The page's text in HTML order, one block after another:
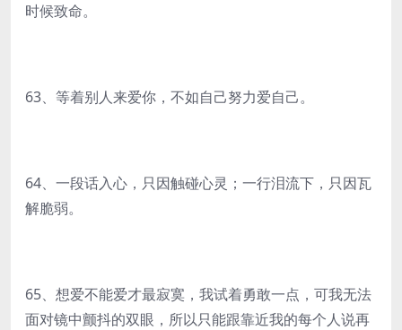
时候致命。
63、等着别人来爱你，不如自己努力爱自己。
64、一段话入心，只因触碰心灵；一行泪流下，只因瓦
解脆弱。
65、想爱不能爱才最寂寞，我试着勇敢一点，可我无法
面对镜中颤抖的双眼，所以只能跟靠近我的每个人说再